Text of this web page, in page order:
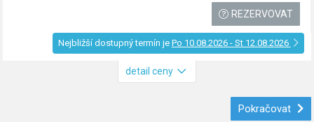
REZERVOVAT
Nejbližší dostupný termín je Po 10.08.2026 - St 12.08.2026
detail ceny
Pokračovat